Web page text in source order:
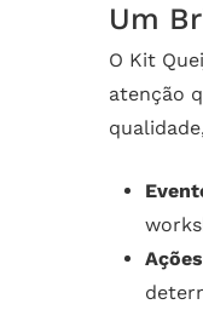
Um
O Kit
atenção